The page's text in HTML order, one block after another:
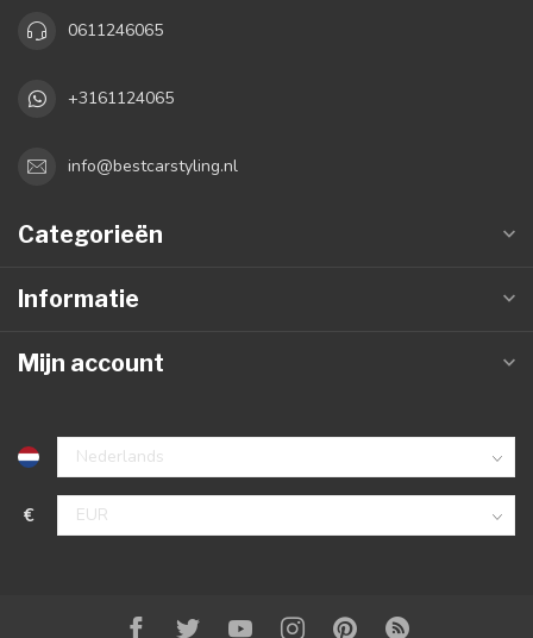
0611246065
+3161124065
info@bestcarstyling.nl
Categorieën
Informatie
Mijn account
€